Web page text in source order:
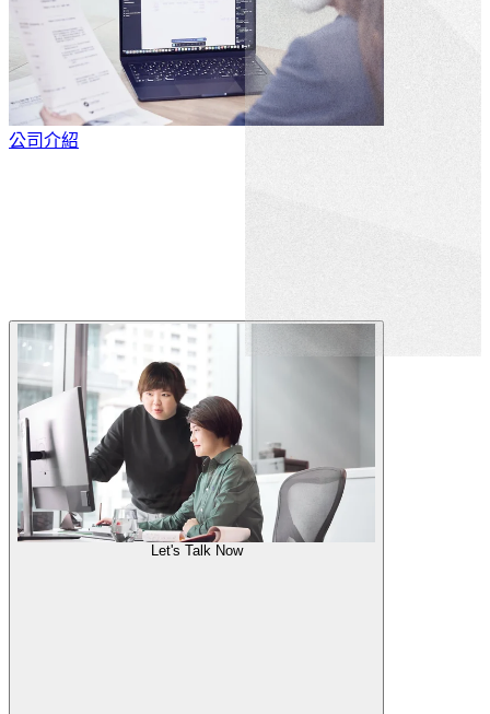
公司介紹
Let's Talk Now